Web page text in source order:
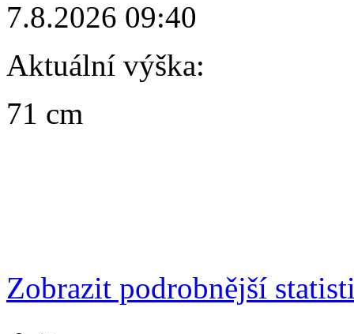
7.8.2026 09:40
Aktuální výška:
71 cm
Zobrazit podrobnější